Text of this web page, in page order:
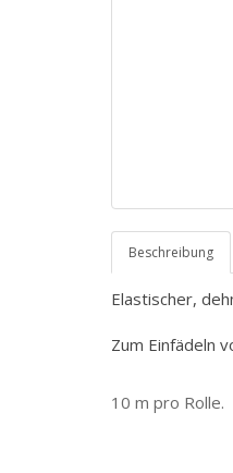
Beschreibung
Elastischer,
Zum Einfädeln
10 m pro Rolle.